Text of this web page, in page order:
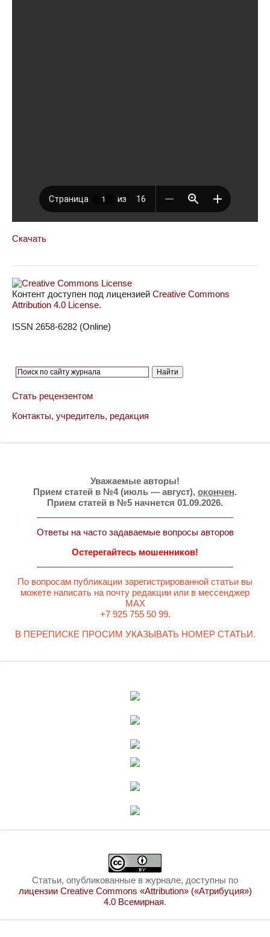
Скачать
Контент доступен под лицензией Creative Commons
Attribution 4.0 License.
ISSN 2658-6282 (Online)
Стать рецензентом
Контакты, учредитель, редакция
Уважаемые авторы!
Прием статей в №4 (июль — август), окончен.
Прием статей в №5 начнется 01.09.2026.
Ответы на часто задаваемые вопросы авторов
Остерегайтесь мошенников!
По вопросам публикации зарегистрированной статьи вы
можете написать на почту редакции или в мессенджер
MAX
+7 925 755 50 99.
В ПЕРЕПИСКЕ ПРОСИМ УКАЗЫВАТЬ НОМЕР СТАТЬИ.
Статьи, опубликованные в журнале, доступны по
лицензии Creative Commons «Attribution» («Атрибуция»)
4.0 Всемирная.